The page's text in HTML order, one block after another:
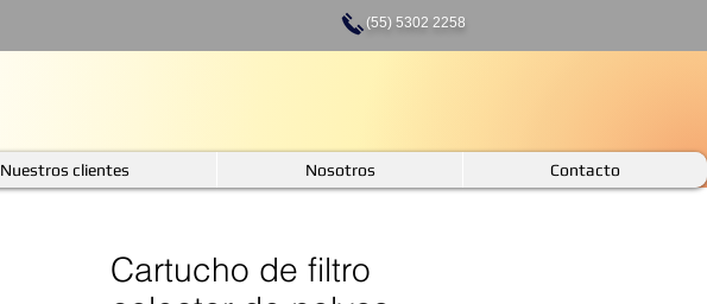
(55) 5302 2258
Nuestros clientes Nosotros Contacto
Cartucho de filtro